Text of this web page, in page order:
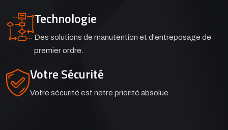
Technologie
Des solutions de manutention et d'entreposage de
premier ordre.
Votre Sécurité
Votre sécurité est notre priorité absolue.